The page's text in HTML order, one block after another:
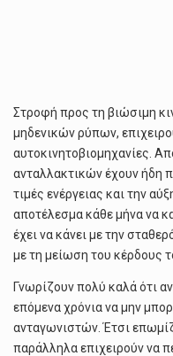
Στροφή προς τη βιώσιμη
μηδενικών ρύπων,
αυτοκινητοβιομηχανίες.
ανταλλακτικών έχουν ήδη
τιμές ενέργειας και την
αποτέλεσμα κάθε μήνα να
έχει να κάνει με την
με τη μείωση του κέρδους
Γνωρίζουν πολύ καλά ότι
επόμενα χρόνια να μην
ανταγωνιστών. Έτσι
παράλληλα επιχειρούν να